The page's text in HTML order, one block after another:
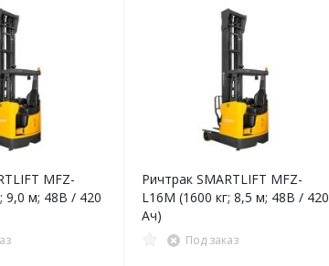
MFZ-
9,0 м; 48В / 420
Ричтрак SMARTLIFT MFZ-
L16M (1600 кг; 8,5 м; 48В / 420
Ач)
Под заказ